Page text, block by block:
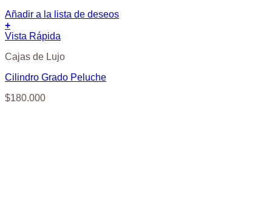
Añadir a la lista de deseos
+
Vista Rápida
Cajas de Lujo
Cilindro Grado Peluche
$180.000